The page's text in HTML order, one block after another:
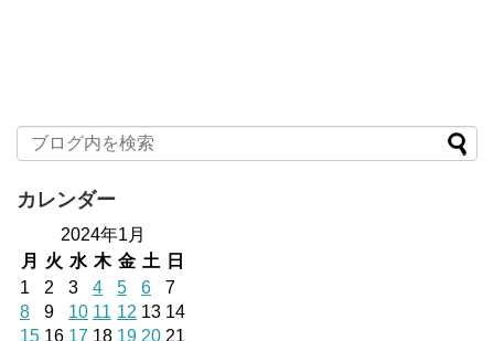
カレンダー
2024年1月
月
火 水 木 金 土
日
1
2 3 4 5 6
7
8
9 10 11 12 13 14
15 16 17 18 19 20 21